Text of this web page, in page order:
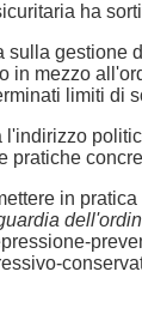
ha
gestione
in mezzo
limiti di
pratiche
in